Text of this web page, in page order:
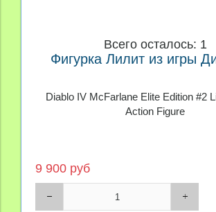
Всего осталось: 1
Фигурка Лилит из игры
Diablo IV McFarlane Elite Edition #2
Action Figure
9 900 руб